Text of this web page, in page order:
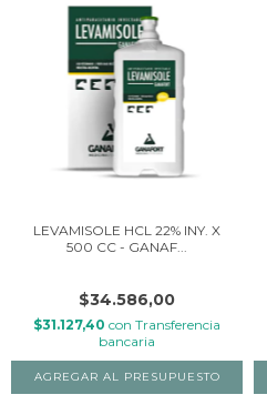
LEVAMISOLE HCL 22% INY. X
500 CC - GANAF...
$34.586,00
$31.127,40 con Transferencia
bancaria